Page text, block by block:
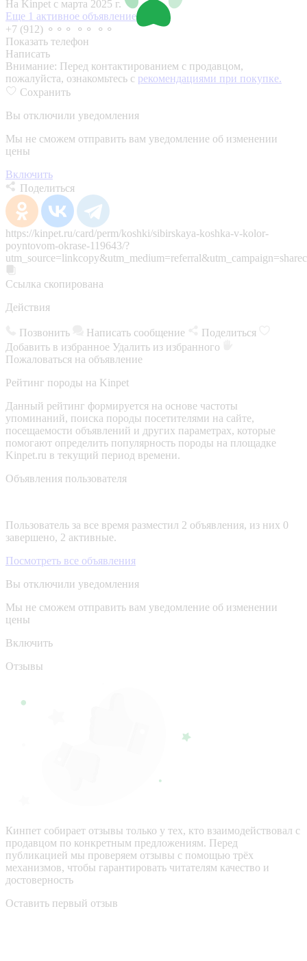
На Kinpet c марта 2025 г.
Еще 1 активное объявление
+7 (912) ⚬⚬⚬ ⚬⚬ ⚬⚬
Показать телефон
Написать
Внимание: Перед контактированием с продавцом,
пожалуйста, ознакомьтесь с рекомендациями при покупке.
Сохранить
Вы отключили уведомления
Мы не сможем отправить вам уведомление об изменении
цены
Включить
Поделиться
https://kinpet.ru/card/perm/koshki/sibirskaya-koshka-v-kolor-
poyntovom-okrase-119643/?
Ссылка скопирована
Действия
Позвонить Написать сообщение
Поделиться
Добавить в избранное Удалить из избранного
Пожаловаться на объявление
Рейтинг породы на Kinpet
Данный рейтинг формируется на основе частоты
упоминаний, поиска породы посетителями на сайте,
посещаемости объявлений и других параметрах, которые
помогают определить популярность породы на площадке
Kinpet.ru в текущий период времени.
Объявления пользователя
Пользователь за все время разместил 2 объявления, из них 0
завершено, 2 активные.
Посмотреть все объявления
Вы отключили уведомления
Мы не сможем отправить вам уведомление об изменении
цены
Включить
Отзывы
Кинпет собирает отзывы только у тех, кто взаимодействовал с
продавцом по конкретным предложениям. Перед
публикацией мы проверяем отзывы с помощью трёх
механизмов, чтобы гарантировать читателям качество и
достоверность
Оставить первый отзыв